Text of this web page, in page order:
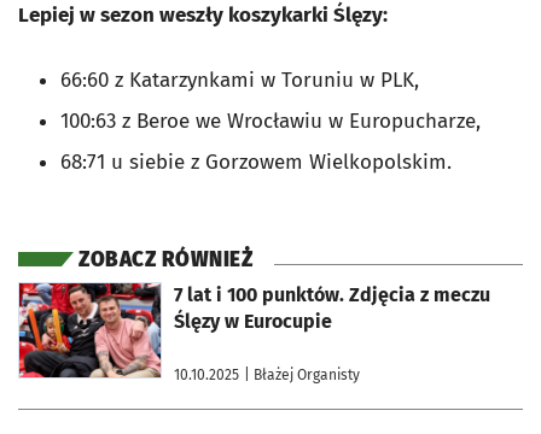
Lepiej w sezon weszły koszykarki Ślęzy:
66:60 z Katarzynkami w Toruniu w PLK,
100:63 z Beroe we Wrocławiu w Europucharze,
68:71 u siebie z Gorzowem Wielkopolskim.
ZOBACZ RÓWNIEŻ
7 lat i 100 punktów. Zdjęcia z meczu
Ślęzy w Eurocupie
10.10.2025 | Błażej Organisty
otworzy się w nowej karcie